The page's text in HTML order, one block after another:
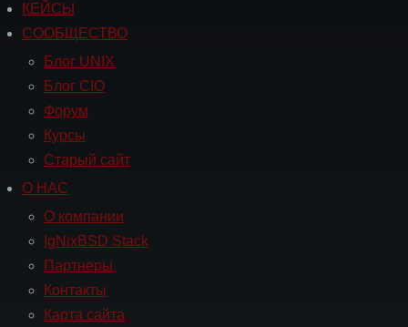
Навигация
СООБЩЕСТВО
КЕЙСЫ
СООБЩЕСТВО
Блог UNIX
Блог CIO
Форум
Курсы
Старый сайт
Навигация
О НАС
О компании
IgNixBSD Stack
Партнеры
Контакты
Карта сайта